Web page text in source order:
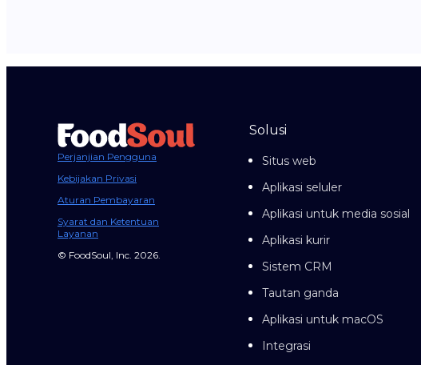
Perjanjian Pengguna
Kebijakan Privasi
Aturan Pembayaran
Syarat dan Ketentuan
Layanan
© FoodSoul, Inc. 2026.
Solusi
Situs web
Aplikasi seluler
Aplikasi untuk media sosial
Aplikasi kurir
Sistem CRM
Tautan ganda
Aplikasi untuk macOS
Integrasi